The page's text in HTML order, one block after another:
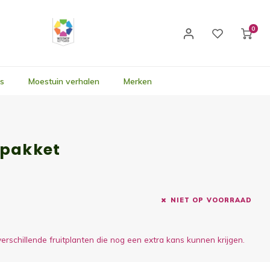
0
Moestuin verhalen Merken
NIET OP VOORRAAD
fruitplanten die nog een extra kans kunnen krijgen.